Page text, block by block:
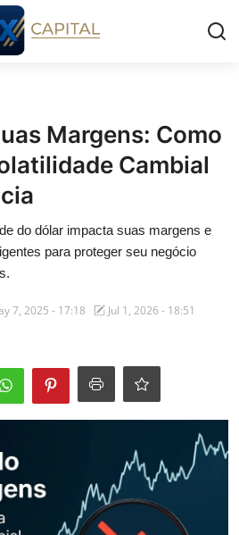
Margens: Como
Cambial
do dólar impacta suas margens e
para proteger seu negócio
7, 2025 - 17:18
Jul 1, 2026 - 18:51